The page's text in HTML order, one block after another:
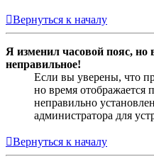
Вернуться к началу
Я изменил часовой пояс, но
неправильное!
Если вы уверены, что
но время отображается
неправильно
администратора для
Вернуться к началу